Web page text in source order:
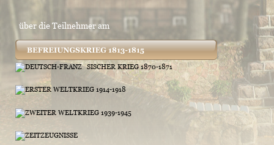
über die Teilnehmer am